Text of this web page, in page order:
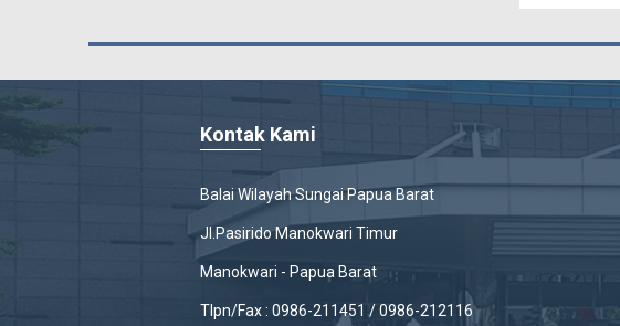
Kontak Kami
Balai Wilayah Sungai Papua Barat
Jl.Pasirido Manokwari Timur
Manokwari - Papua Barat
Tlpn/Fax : 0986-211451 / 0986-212116